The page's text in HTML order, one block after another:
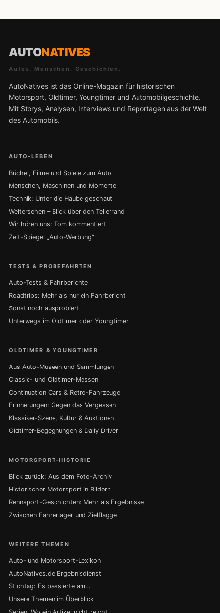
AUTONATIVES
Autos. Menschen. Geschichten.
AutoNatives ist das Online-Magazin für historischen
Motorsport, Oldtimer, Youngtimer und Automobilgeschichte.
Mit Storys, Analysen, Interviews und Reportagen aus der Welt
des Automobils.
AUTO-LEBEN
Bücher, Filme und Spiele zum Auto
Menschen, Maschinen und Momente
Technik: Unter die Haube geschaut
Weitersehen – Blick über den Tellerrand
Wir hören uns: Tom kommentiert
Zeit-Spiegel „Auto-Werbung“
TESTS & PROBEFAHRTEN
Auto-Tests & Fahrberichte
Roadtrips: Mehr als nur ein Fahrbericht
Sonst noch ausprobiert
Unterwegs im Oldtimer oder Youngtimer
OLDTIMER & YOUNGTIMER
Aus Auto-Museen und Sammlungen
Classic- und Oldtimer-Messen
Continuation Cars & Retro-Fahrzeuge
Erinnerungen: Gegen das Vergessen
Klassiker-Szene, Kultur & Auktionen
Oldtimer-Begegnungen & Daily Driver
MOTORSPORT-HISTORIE
Blick zurück: Aus dem Foto-Archiv
Historischer Motorsport in Bildern
Rennsport-Geschichten: Mehr als Ergebnisse
Zwischen Fahrerlager und Zielflagge
WEITERE THEMEN
Auto- und Motorsport-Lexikon
AutoNatives.de Ergebnisdienst
Stichtag: Es passierte am…
Unsere Themen im Überblick